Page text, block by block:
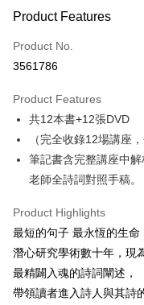
Credit Card (Full Payment)
Credit Card Installments
Taiwan Cooperative Bank
Hua Nan Commercial
The Shanghai
Savings Bank
Cathay United Bank
HSBC Bank (Taiwan)
Union Bank of Taiwan
Yuanta Commercial Bank
E.SUN Commercial Bank
Taishin International
0% for 6 months
Taiwan Cooperative Bank
Hua Nan Commercial
The Shanghai
Savings Bank
Taiwan Business Bank
HSBC Bank (Taiwan)
Yuanta Commercial Bank
E.SUN Commercial Bank
0% for 12 months
Hua Nan Commercial
The Shanghai
Cathay United Bank
Taiwan Business Bank
HSBC Bank (Taiwan)
Union Bank of Taiwan
0% for 24 months
Taiwan Cooperative Bank
The Shanghai
Savings Bank
Mega International
Bank
Taichung Commercial
Hwatai Bank
Convenience Store
LINE Pay
Apple Pay
JKOPAY
Easy Wallet
Product Features
Product No.
3561786
Product Features
共12本書+12張DVD
（完全收錄12場講座
筆記書含完整講座中
老師全詩詞對照手稿。
Product Highlights
最短的句子 最永恆的生命
潛心研究學術數十年，現
最精闢入魂的詩詞闡述，
帶領讀者進入詩人與其詩